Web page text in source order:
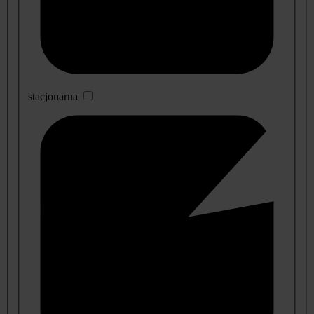
stacjonarna